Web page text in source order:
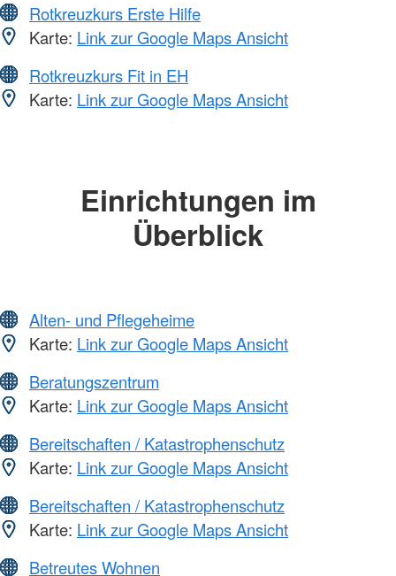
Rotkreuzkurs Erste Hilfe
Karte: Link zur Google Maps Ansicht
Rotkreuzkurs Fit in EH
Karte: Link zur Google Maps Ansicht
Einrichtungen im
Überblick
Alten- und Pflegeheime
Karte: Link zur Google Maps Ansicht
Beratungszentrum
Karte: Link zur Google Maps Ansicht
Bereitschaften / Katastrophenschutz
Karte: Link zur Google Maps Ansicht
Bereitschaften / Katastrophenschutz
Karte: Link zur Google Maps Ansicht
Betreutes Wohnen